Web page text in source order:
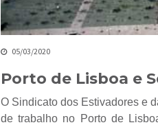
05/03/2020
Porto de Lisboa e
O Sindicato dos Estivadores e
de trabalho no Porto de